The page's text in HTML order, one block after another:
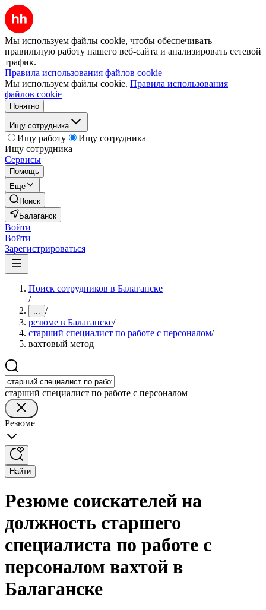
Мы используем файлы cookie, чтобы обеспечивать
правильную работу нашего веб-сайта и анализировать сетевой
трафик.
Правила использования файлов cookie
Мы используем файлы cookie. Правила использования
файлов cookie
Понятно
Ищу сотрудника
Ищу работу
Ищу сотрудника
Ищу сотрудника
Сервисы
Помощь
Ещё
Поиск
Балаганск
Войти
Войти
Зарегистрироваться
Поиск сотрудников в Балаганске
/
... /
резюме в Балаганске/
старший специалист по работе с персоналом/
вахтовый метод
старший специалист по работе с персоналом
Резюме
Найти
Резюме соискателей на
должность старшего
специалиста по работе с
персоналом вахтой в
Балаганске